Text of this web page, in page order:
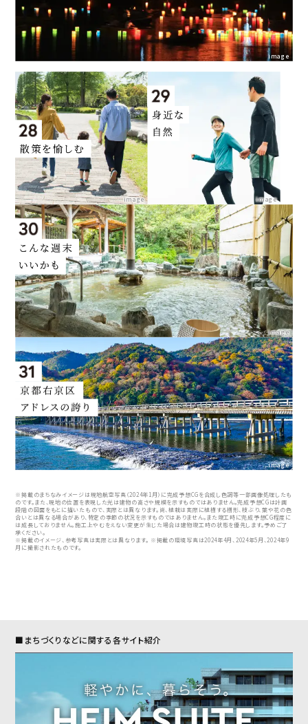
image
image image
image
image
※掲載のまちなみイメージは現地航空写真（2024年1月）に完成予想CGを合成し色調等一部画像処理したも
のです。また、現地の位置を表現した光は建物の高さや規模を示すものではありません。完成予想CGは計画
段階の図面をもとに描いたもので、実際とは異なります。尚、植栽は実際に植樹する樹形、枝ぶり、葉や花の色
合いとは異なる場合があり、特定の季節の状況を示すものではありません。また竣工時に完成予想CG程度に
は成長しておりません。施工上やむをえない変更が生じた場合は建物竣工時の状態を優先します。予めご了
承ください。
※掲載のイメージ、参考写真は実際とは異なります。 ※掲載の環境写真は2024年4月、2024年5月、2024年9
月に撮影されたものです。
■まちづくりなどに関する各サイト紹介